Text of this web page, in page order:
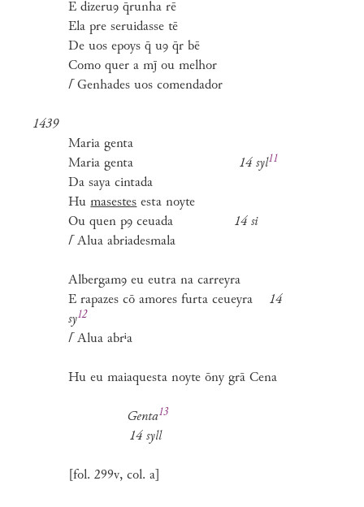
E dizeruꝯ q̄runha rē
Ela pre seruidasse tē
De uos epoys q̄ uꝯ q̄r bē
Como quer a mj̄ ou melhor
⌈ Genhades uos comendador
1439
Maria genta
Maria genta 14syl11
Da saya cintada
Humasestes esta noyte
Ou quen pꝯ ceuada 14 si
⌈ Alua abriadesmala
Albergamꝯ eu eutra na carreyra
E rapazes cō amores furta ceueyra 14
sy12
⌈ Alua abrⁱa
Hu eu maiaquesta noyte ōny grā Cena
Genta13
14 syll
[fol. 299v, col. a]